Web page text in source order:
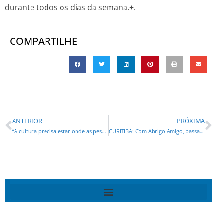
durante todos os dias da semana.+.
COMPARTILHE
ANTERIOR
“A cultura precisa estar onde as pessoas estão”, afirma deputada Maria Victoria (PP) sobre a chegada do MAC a Maringá
PRÓXIMA
CURITIBA: Com Abrigo Amigo, passageiros terão mais segurança nos pontos de espera do ônibus